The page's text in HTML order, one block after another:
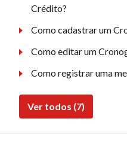
Crédito?
Como cadastrar um
Como editar um
Como registrar uma
Ver todos (7)